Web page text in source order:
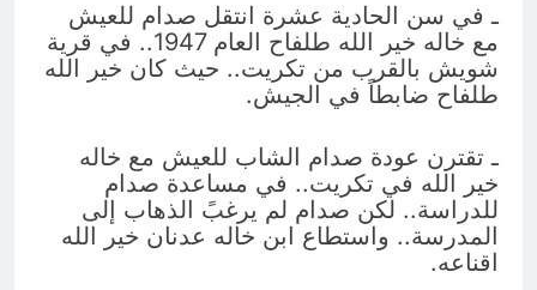
ـ في سن الحادية عشرة انتقل صدام للعيش
مع خاله خير الله طلفاح العام 1947.. في قرية
شويش بالقرب من تكريت.. حيث كان خير الله
طلفاح ضابطاً في الجيش.
ـ تقترن عودة صدام الشاب للعيش مع خاله
خير الله في تكريت.. في مساعدة صدام
للدراسة.. لكن صدام لم يرغبً الذهاب إلى
المدرسة.. واستطاع ابن خاله عدنان خير الله
اقناعه.